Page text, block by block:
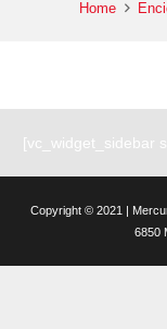
Home
[vc_widget_sidebar
Copyright © 2021 |
6850